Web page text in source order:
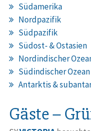
Südamerika
Nordpazifik
Südpazifik
Südost- & Ostasien
Nordindischer
Südindischer Ozean
Antarktis &
Gäste –